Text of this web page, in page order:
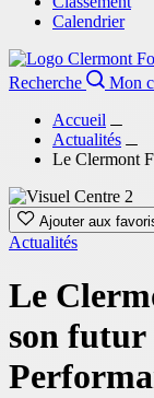
Calendrier
Recherche
Mon
Accueil
Actualités
Le Clermont
Ajouter aux
Actualités
Le
son futur